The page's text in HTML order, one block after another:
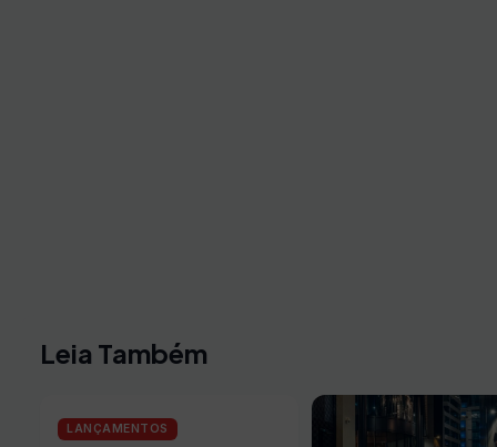
Leia Também
LANÇAMENTOS